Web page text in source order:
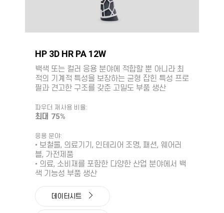
HP 3D HR PA 12W
백색 또는 컬러 응용 분야에 적합할 뿐 아니라 최
적의 기계적 특성을 보장하는 균형 잡힌 특성 프로
필과 견고한 구조를 갖춘 고밀도 부품 생산
파우더 재사용 비율:
최대 75%
응용 분야:
• 보철물, 의료기기, 인테리어 조명, 패션, 웨어러
블, 가전제품
• 의료, 소비재를 포함한 다양한 산업 분야에서 백
색 기능성 부품 생산
데이터시트